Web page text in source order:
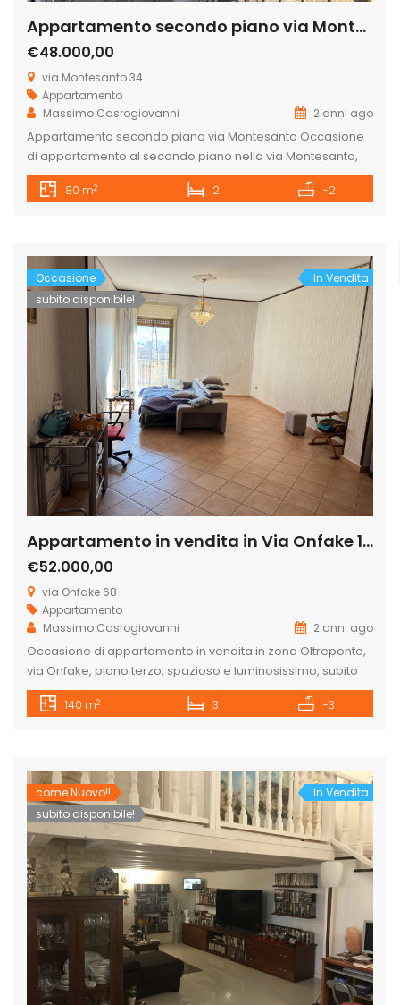
Appartamento secondo piano via Montesanto
€48.000,00
via Montesanto 34
Appartamento
Massimo Casrogiovanni
2 anni ago
Appartamento secondo piano via Montesanto Occasione
di appartamento al secondo piano nella via Montesanto,
soleggiato e luminoso poichè libero da tre lati con due
balconi, uno in cucina e uno nella camera da letto, in zona
tantissime attività […]
80 m2 2 -2
Occasione
subito disponibile!
In Vendita
Appartamento in vendita in Via Onfake 16, – Oltreponte
€52.000,00
via Onfake 68
Appartamento
Massimo Casrogiovanni
2 anni ago
Occasione di appartamento in vendita in zona Oltreponte,
via Onfake, piano terzo, spazioso e luminosissimo, subito
disponibile ed abitabile. È composto da un grande
ingresso, salone, ampia cucina abitabile, bagno, camera
vista della città, zona oltreponte vicino la scuola
Quasimodo. […]
140 m2 3 -3
come Nuovo!!
subito disponibile!
In Vendita